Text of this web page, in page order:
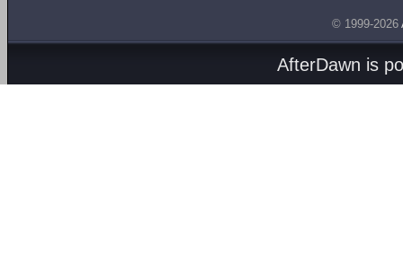
© 1999-2026
AfterDawn is